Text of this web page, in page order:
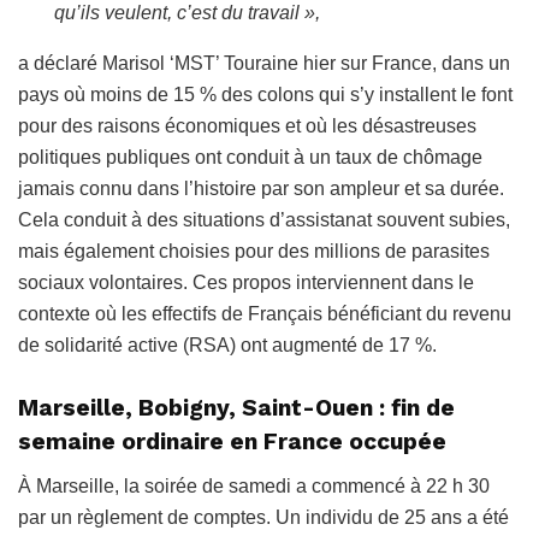
qu’ils veulent, c’est du travail »,
a déclaré Marisol ‘MST’ Touraine hier sur France, dans un
pays où moins de 15 % des colons qui s’y installent le font
pour des raisons économiques et où les désastreuses
politiques publiques ont conduit à un taux de chômage
jamais connu dans l’histoire par son ampleur et sa durée.
Cela conduit à des situations d’assistanat souvent subies,
mais également choisies pour des millions de parasites
sociaux volontaires. Ces propos interviennent dans le
contexte où les effectifs de Français bénéficiant du revenu
de solidarité active (RSA) ont augmenté de 17 %.
Marseille, Bobigny, Saint-Ouen : fin de
semaine ordinaire en France occupée
À Marseille, la soirée de samedi a commencé à 22 h 30
par un règlement de comptes. Un individu de 25 ans a été